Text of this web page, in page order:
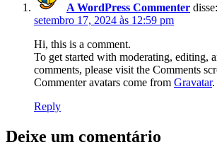
A WordPress Commenter disse:
setembro 17, 2024 às 12:59 pm
Hi, this is a comment.
To get started with moderating, editing,
comments, please visit the Comments
Commenter avatars come from Gravatar.
Reply
Deixe um comentário